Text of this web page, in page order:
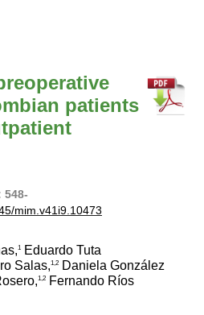
patients
548-
mim.v41i9.10473
1
Eduardo Tuta
Salas,1,2
Daniela González
1,2
Fernando Ríos